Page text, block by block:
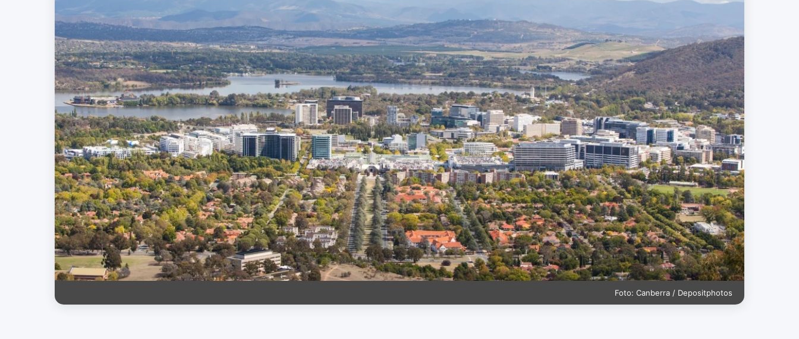
Foto: Canberra / Depositphotos